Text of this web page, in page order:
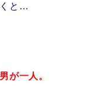
と…
が一人。